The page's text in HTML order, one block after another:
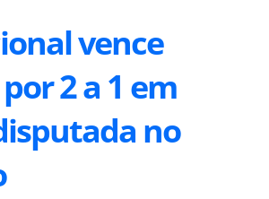
vence
2 a 1 em
no